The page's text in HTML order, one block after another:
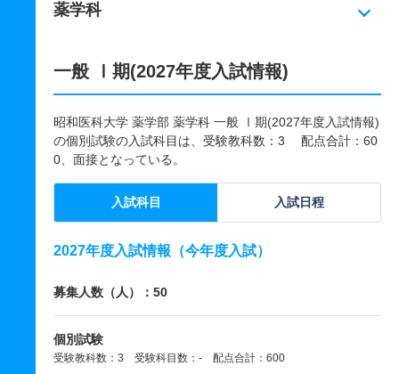
薬学科
一般 Ⅰ期(2027年度入試情報)
昭和医科大学 薬学部 薬学科 一般 Ⅰ期(2027年度入試情報)
の個別試験の入試科目は、受験教科数：3 配点合計：60
0、面接となっている。
入試科目 入試日程
2027年度入試情報（今年度入試）
募集人数（人）：50
個別試験
受験教科数：3 受験科目数：- 配点合計：600